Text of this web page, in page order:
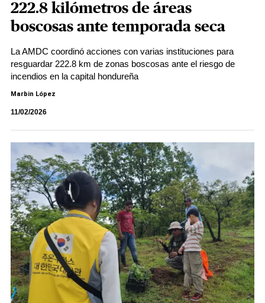
222.8 kilómetros de áreas
boscosas ante temporada seca
La AMDC coordinó acciones con varias instituciones para
resguardar 222.8 km de zonas boscosas ante el riesgo de
incendios en la capital hondureña
Marbin López
11/02/2026